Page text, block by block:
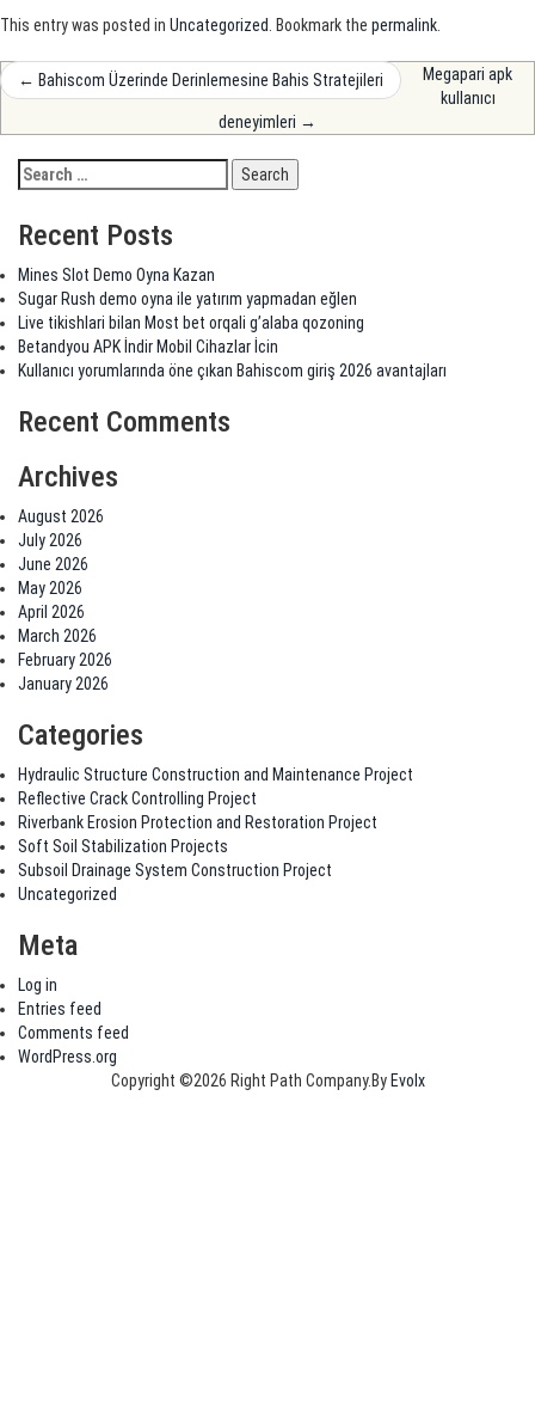
This entry was posted in Uncategorized . Bookmark the permalink
Post
navigation
← Bahiscom Üzerinde Derinlemesine Bahis Stratejileri
Megapari apk
kullanıcı
deneyimleri →
Recent Posts
Mines Slot Demo Oyna Kazan
Sugar Rush demo oyna ile yatırım yapmadan eğlen
Live tikishlari bilan Most bet orqali g’alaba qozoning
Betandyou APK İndir Mobil Cihazlar İcin
Kullanıcı yorumlarında öne çıkan Bahiscom giriş 2026 avantajları
Recent Comments
Archives
August 2026
July 2026
June 2026
May 2026
April 2026
March 2026
February 2026
January 2026
Categories
Hydraulic Structure Construction and Maintenance Project
Reflective Crack Controlling Project
Riverbank Erosion Protection and Restoration Project
Soft Soil Stabilization Projects
Subsoil Drainage System Construction Project
Uncategorized
Meta
Log in
Entries feed
Comments feed
WordPress.org
Copyright ©2026 Right Path Company.ByEvolx